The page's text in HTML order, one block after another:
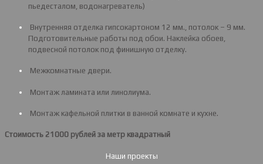
пьедесталом, водонагреватель)
Внутренняя отделка гипсокартоном 12 мм., потолок – 9 мм.
Подготовительные работы под обои. Наклейка обоев,
подвесной потолок под финишную отделку.
Межкомнатные двери.
Монтаж ламината или линолиума.
Монтаж кафельной плитки в ванной комнате и кухне.
Стоимость 21000 рублей за метр квадратный
Наши проекты